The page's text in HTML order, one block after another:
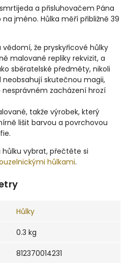
a přisluhovačem Pána
na jméno. Hůlka měří přibližně 39
že pryskyřicové hůlky
malované repliky rekvizit, a
sběratelské předměty, nikoli
neobsahují skutečnou magii,
nesprávném zacházení hrozí
takže výrobek, který
lišit barvou a povrchovou
hůlku vybrat, přečtěte si
hůlkami.
Hůlky
0.3 kg
812370014231